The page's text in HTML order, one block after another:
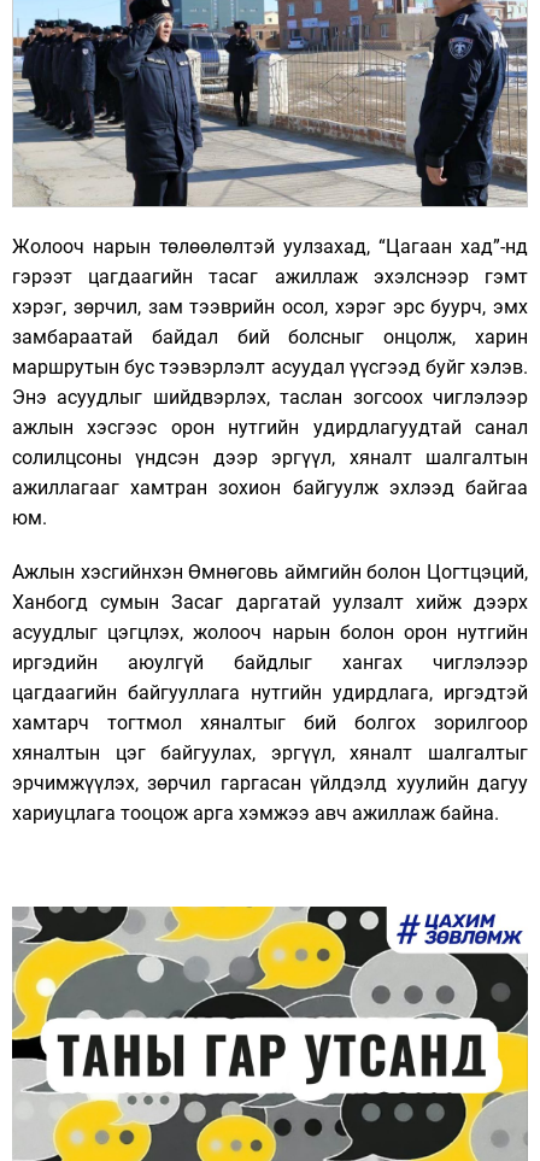
Жолооч нарын төлөөлөлтэй уулзахад, “Цагаан хад”-нд
гэрээт цагдаагийн тасаг ажиллаж эхэлснээр гэмт
хэрэг, зөрчил, зам тээврийн осол, хэрэг эрс буурч, эмх
замбараатай байдал бий болсныг онцолж, харин
маршрутын бус тээвэрлэлт асуудал үүсгээд буйг хэлэв.
Энэ асуудлыг шийдвэрлэх, таслан зогсоох чиглэлээр
ажлын хэсгээс орон нутгийн удирдлагуудтай санал
солилцсоны үндсэн дээр эргүүл, хяналт шалгалтын
ажиллагааг хамтран зохион байгуулж эхлээд байгаа
юм.
Ажлын хэсгийнхэн Өмнөговь аймгийн болон Цогтцэций,
Ханбогд сумын Засаг даргатай уулзалт хийж дээрх
асуудлыг цэгцлэх, жолооч нарын болон орон нутгийн
иргэдийн аюулгүй байдлыг хангах чиглэлээр
цагдаагийн байгууллага нутгийн удирдлага, иргэдтэй
хамтарч тогтмол хяналтыг бий болгох зорилгоор
хяналтын цэг байгуулах, эргүүл, хяналт шалгалтыг
эрчимжүүлэх, зөрчил гаргасан үйлдэлд хуулийн дагуу
хариуцлага тооцож арга хэмжээ авч ажиллаж байна.